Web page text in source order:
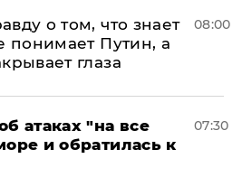
о том, что знает
понимает Путин, а
глаза
08:00
атаках "на все
и обратилась к
07:30